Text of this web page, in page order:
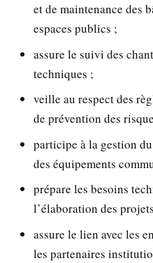
et de maintenance des
espaces publics ;
assure le suivi des
techniques ;
veille au respect des
de prévention des
participe à la gestion
des équipements
prépare les besoins
l’élaboration des
assure le lien avec les
les partenaires